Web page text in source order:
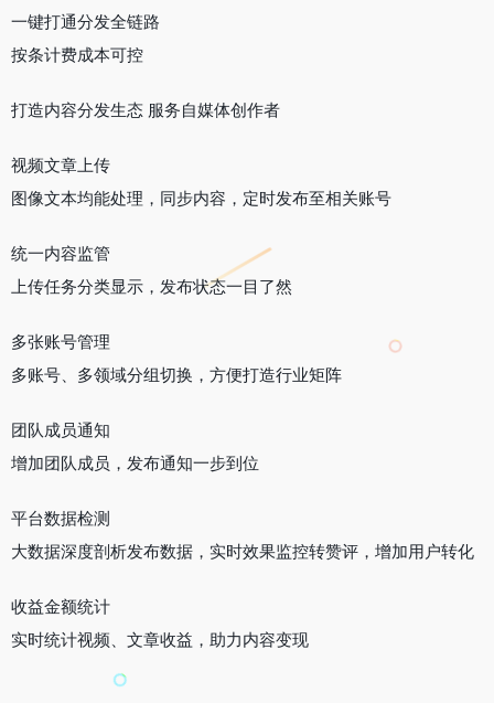
一键打通分发全链路
按条计费成本可控
打造内容分发生态 服务自媒体创作者
视频文章上传
图像文本均能处理，同步内容，定时发布至相关账号
统一内容监管
上传任务分类显示，发布状态一目了然
多张账号管理
多账号、多领域分组切换，方便打造行业矩阵
团队成员通知
增加团队成员，发布通知一步到位
平台数据检测
大数据深度剖析发布数据，实时效果监控转赞评，增加用户转化
收益金额统计
实时统计视频、文章收益，助力内容变现